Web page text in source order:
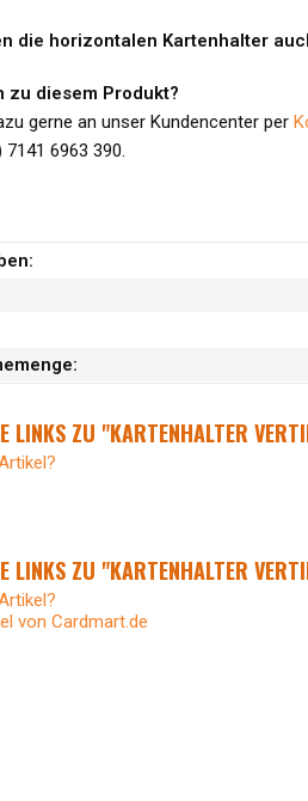
die horizontalen Kartenhalter
zu diesem Produkt?
gerne an unser Kundencenter per
6963 390.
LINKS ZU "KARTENHALTER
LINKS ZU "KARTENHALTER
von Cardmart.de